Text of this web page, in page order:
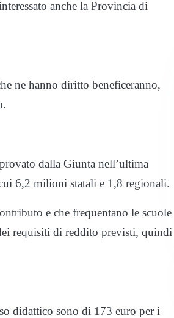
anche la Provincia di
ne hanno diritto beneficeranno,
dalla Giunta nell’ultima
6,2 milioni statali e 1,8 regionali.
e che frequentano le scuole
requisiti di reddito previsti, quindi
didattico sono di 173 euro per i